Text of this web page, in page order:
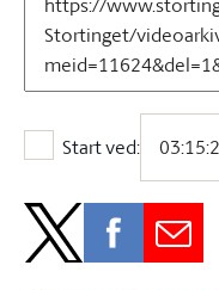
Start ved:
Start ved: